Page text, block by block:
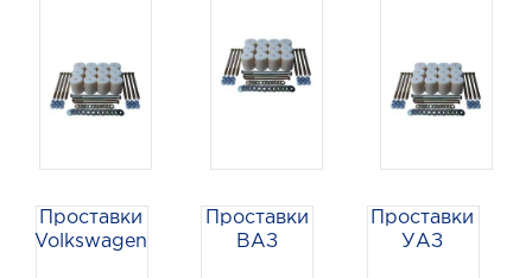
Проставки
Volkswagen
Проставки
ВАЗ
Проставки
УАЗ